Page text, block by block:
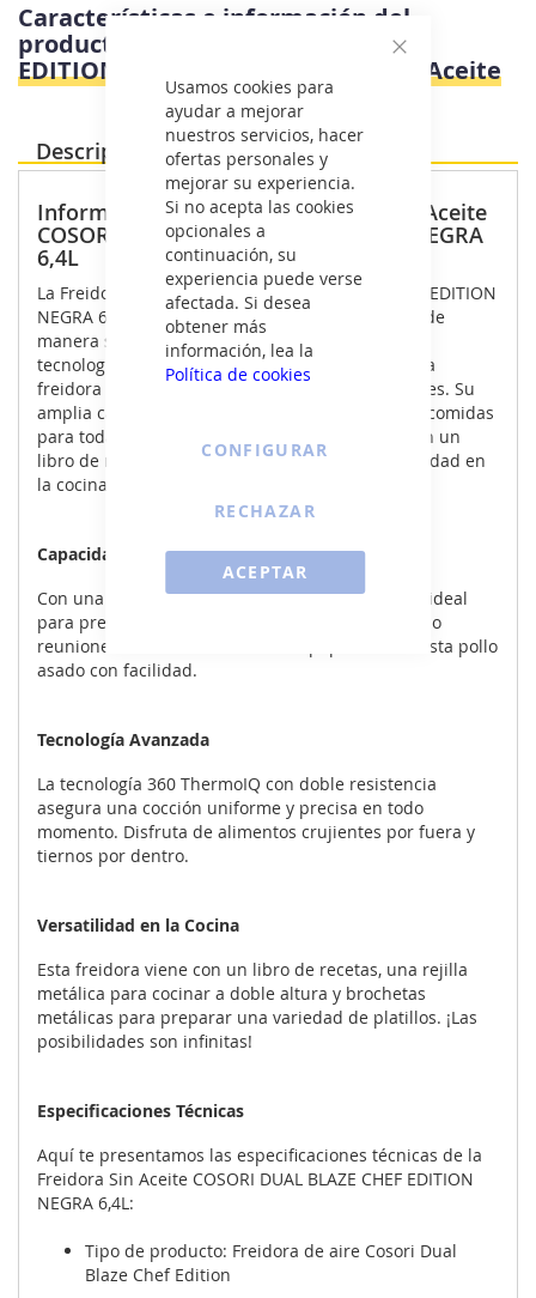
Cerrar
Usamos cookies para
ayudar a mejorar
nuestros servicios, hacer
ofertas personales y
mejorar su experiencia.
Si no acepta las cookies
opcionales a
continuación, su
experiencia puede verse
afectada. Si desea
obtener más
información, lea la
Política de cookies
ACEPTAR
CONFIGURAR
RECHAZAR
Características e información del
producto
Cosori DUAL BLAZE CHEF
EDITION NEGRA 6,4L - Freidora Sin Aceite
Descripción Producto
Información destacada - Freidora Sin Aceite
COSORI DUAL BLAZE CHEF EDITION NEGRA
6,4L
La Freidora Sin Aceite COSORI DUAL BLAZE CHEF EDITION
NEGRA 6,4L es la solución perfecta para cocinar de
manera saludable sin sacrificar el sabor. Con su
tecnología 360 ThermoIQ y doble resistencia, esta
freidora ofrece resultados de cocina excepcionales. Su
amplia capacidad de 6,4 litros permite preparar comidas
para toda la familia. Además, viene equipada con un
libro de recetas y accesorios para mayor versatilidad en
la cocina.
Capacidad Generosa
Con una capacidad de 6,4 litros, esta freidora es ideal
para preparar comidas para familias numerosas o
reuniones. Puedes cocinar desde papas fritas hasta pollo
asado con facilidad.
Tecnología Avanzada
La tecnología 360 ThermoIQ con doble resistencia
asegura una cocción uniforme y precisa en todo
momento. Disfruta de alimentos crujientes por fuera y
tiernos por dentro.
Versatilidad en la Cocina
Esta freidora viene con un libro de recetas, una rejilla
metálica para cocinar a doble altura y brochetas
metálicas para preparar una variedad de platillos. ¡Las
posibilidades son infinitas!
Especificaciones Técnicas
Aquí te presentamos las especificaciones técnicas de la
Freidora Sin Aceite COSORI DUAL BLAZE CHEF EDITION
NEGRA 6,4L:
Tipo de producto: Freidora de aire Cosori Dual
Blaze Chef Edition